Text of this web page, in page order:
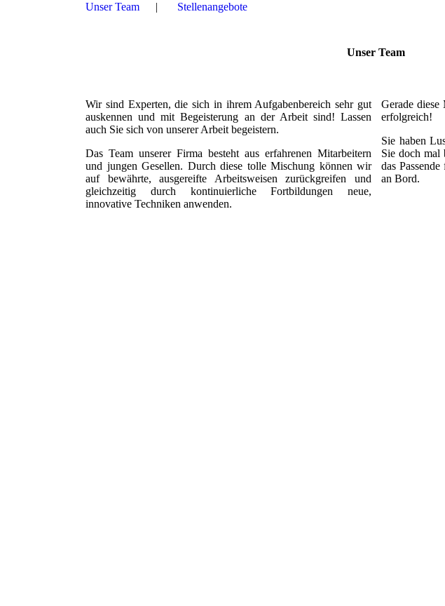
Unser Team Stellenangebote
Unser Team
Wir sind Experten, die sich in ihrem Aufgabenbereich sehr gut
auskennen und mit Be­geis­te­rung an der Arbeit sind! Lassen
auch Sie sich von unserer Arbeit begeistern.
Das Team unserer Firma besteht aus erfahrenen Mitarbeitern
und jung­en Gesellen. Durch diese tolle Mischung können wir
auf bewährte, ausgereifte Arbeitsweisen zurückgreifen und
gleichzeitig durch kon­ti­nu­ier­li­che Fortbildungen neue,
innovative Techniken anwenden.
Gerade
erfolgreich!
Sie haben
Sie doch mal
das
an Bord.